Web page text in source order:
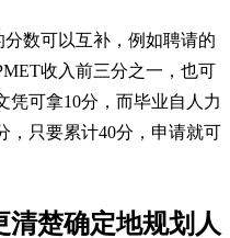
数可以互补，例如聘请的
收入前三分之一，也可
凭可拿10分，而毕业自人力
，只要累计40分，申请就可
清楚确定地规划人